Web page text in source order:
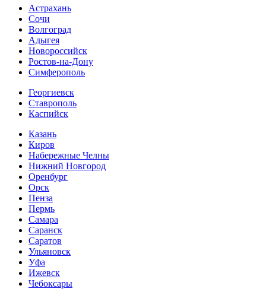
Астрахань
Сочи
Волгоград
Адыгея
Новороссийск
Ростов-на-Дону
Симферополь
Георгиевск
Ставрополь
Каспийск
Казань
Киров
Набережные Челны
Нижний Новгород
Оренбург
Орск
Пенза
Пермь
Самара
Саранск
Саратов
Ульяновск
Уфа
Ижевск
Чебоксары